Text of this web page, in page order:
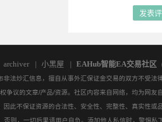
发表
archiver | 小黑屋 | EAHub智能EA交易社区
非法炒汇信息，擅自从事外汇保证金交易的双方不受
争议的文章/产品/资源。社区内容来自网络，均为网
因此不保证资源的合法性、安全性、完整性、真实性
否则，一切后果请用户自负。添加他人私信时，警惕私